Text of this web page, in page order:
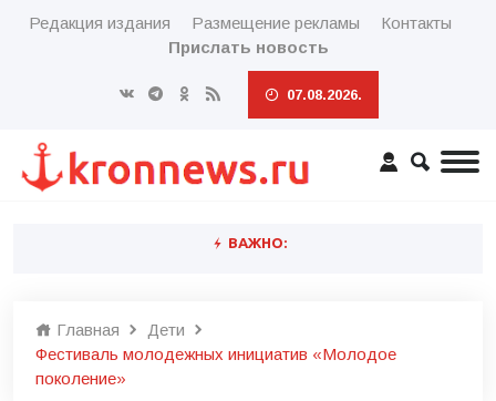
Редакция издания Размещение рекламы
Контакты
Прислать новость
07.08.2026.
ВАЖНО:
Главная
Дети
Фестиваль молодежных инициатив «Молодое
поколение»